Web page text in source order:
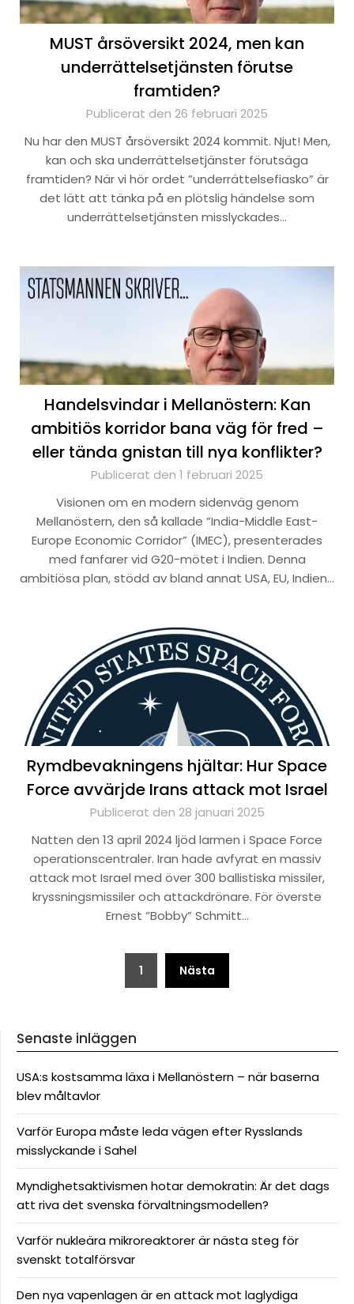
MUST årsöversikt 2024, men kan
underrättelsetjänsten förutse
framtiden?
Publicerat den 26 februari 2025
Nu har den MUST årsöversikt 2024 kommit. Njut! Men,
kan och ska underrättelsetjänster förutsäga
framtiden? När vi hör ordet ”underrättelsefiasko” är
det lätt att tänka på en plötslig händelse som
underrättelsetjänsten misslyckades…
Handelsvindar i Mellanöstern: Kan
ambitiös korridor bana väg för fred –
eller tända gnistan till nya konflikter?
Publicerat den 1 februari 2025
Visionen om en modern sidenväg genom
Mellanöstern, den så kallade ”India-Middle East-
Europe Economic Corridor” (IMEC), presenterades
med fanfarer vid G20-mötet i Indien. Denna
ambitiösa plan, stödd av bland annat USA, EU, Indien…
Rymdbevakningens hjältar: Hur Space
Force avvärjde Irans attack mot Israel
Publicerat den 28 januari 2025
Natten den 13 april 2024 ljöd larmen i Space Force
operationscentraler. Iran hade avfyrat en massiv
attack mot Israel med över 300 ballistiska missiler,
kryssningsmissiler och attackdrönare. För överste
Ernest ”Bobby” Schmitt…
Sidnumrering
1 Nästa
Senaste inläggen
USA:s kostsamma läxa i Mellanöstern – när baserna
blev måltavlor
Varför Europa måste leda vägen efter Rysslands
misslyckande i Sahel
Myndighetsaktivismen hotar demokratin: Är det dags
att riva det svenska förvaltningsmodellen?
Varför nukleära mikroreaktorer är nästa steg för
svenskt totalförsvar
Den nya vapenlagen är en attack mot laglydiga